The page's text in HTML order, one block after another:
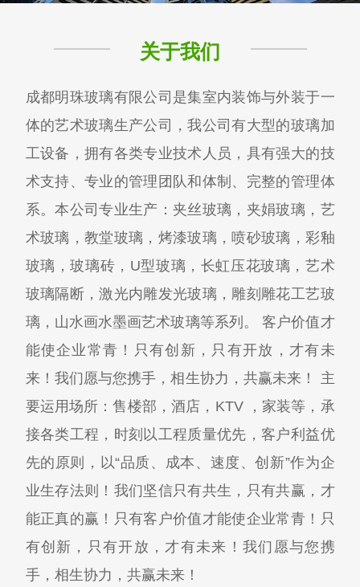
关于我们
成都明珠玻璃有限公司是集室内装饰与外装于一
体的艺术玻璃生产公司，我公司有大型的玻璃加
工设备，拥有各类专业技术人员，具有强大的技
术支持、专业的管理团队和体制、完整的管理体
系。本公司专业生产：夹丝玻璃，夹娟玻璃，艺
术玻璃，教堂玻璃，烤漆玻璃，喷砂玻璃，彩釉
玻璃，玻璃砖，U型玻璃，长虹压花玻璃，艺术
玻璃隔断，激光内雕发光玻璃，雕刻雕花工艺玻
璃，山水画水墨画艺术玻璃等系列。 客户价值才
能使企业常青！只有创新，只有开放，才有未
来！我们愿与您携手，相生协力，共赢未来！ 主
要运用场所：售楼部，酒店，KTV ，家装等，承
接各类工程，时刻以工程质量优先，客户利益优
先的原则，以“品质、成本、速度、创新”作为企
业生存法则！我们坚信只有共生，只有共赢，才
能正真的赢！只有客户价值才能使企业常青！只
有创新，只有开放，才有未来！我们愿与您携
手，相生协力，共赢未来！